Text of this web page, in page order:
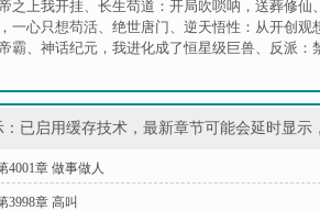
之上我开挂、 长生苟道：开局吹唢呐，送葬修仙、
一心只想苟活、 绝世唐门、 逆天悟性：从开创观
霸、 神话纪元，我进化成了恒星级巨兽、 反派：
：已启用缓存技术，最新章节可能会延时显示
4001章 做事做人
3998章 高叫